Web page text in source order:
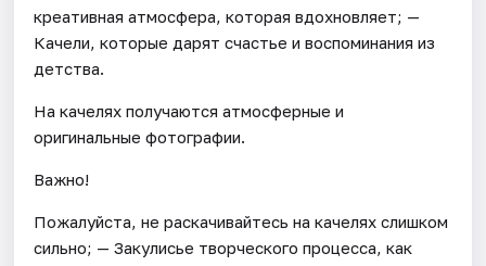
креативная атмосфера, которая вдохновляет; —
Качели, которые дарят счастье и воспоминания из
детства.
На качелях получаются атмосферные и
оригинальные фотографии.
Важно!
Пожалуйста, не раскачивайтесь на качелях слишком
сильно; — Закулисье творческого процесса, как